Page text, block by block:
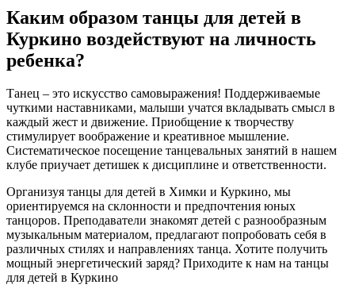
Каким образом танцы для детей в
Куркино воздействуют на личность
ребенка?
Танец – это искусство самовыражения! Поддерживаемые
чуткими наставниками, малыши учатся вкладывать смысл в
каждый жест и движение. Приобщение к творчеству
стимулирует воображение и креативное мышление.
Систематическое посещение танцевальных занятий в нашем
клубе приучает детишек к дисциплине и ответственности.
Организуя танцы для детей в Химки и Куркино, мы
ориентируемся на склонности и предпочтения юных
танцоров. Преподаватели знакомят детей с разнообразным
музыкальным материалом, предлагают попробовать себя в
различных стилях и направлениях танца. Хотите получить
мощный энергетический заряд? Приходите к нам на танцы
для детей в Куркино